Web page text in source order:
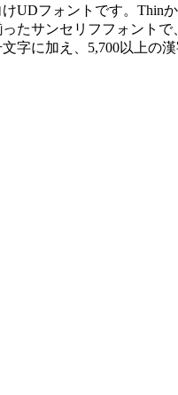
UDフォントです。Thin
たサンセリフフォントで
字に加え、5,700以上の